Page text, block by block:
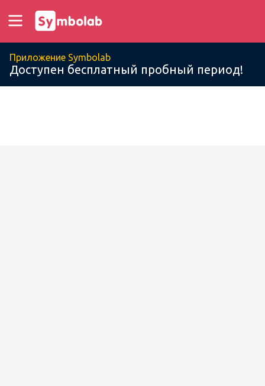
Приложение Symbolab
Доступен бесплатный пробный период!